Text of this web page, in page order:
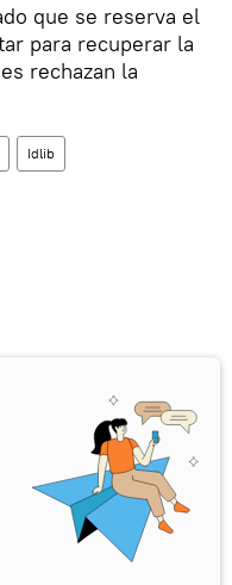
que se reserva el
para recuperar la
rechazan la
Idlib